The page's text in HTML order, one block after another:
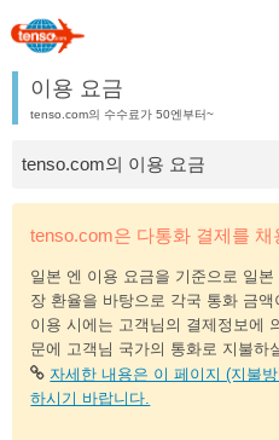
이용 요금
tenso.com의 수수료가 50엔부터~
tenso.com의 이용 요금
tenso.com은 다통화 결제를 채
일본 엔 이용 요금을 기준으로 일
장 환율을 바탕으로 각국 통화 금액
이용 시에는 고객님의 결제정보에
문에 고객님 국가의 통화로 지불하
자세한 내용은 이 페이지 (지불
하시기 바랍니다.